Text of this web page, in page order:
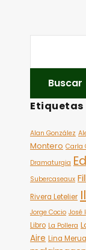
Etiquetas
Alan González
Montero Carla
Dramaturgia
Subercaseaux
Rivera Letelier
Jorge Cocio José
Libro La Pollera
Aire Lina